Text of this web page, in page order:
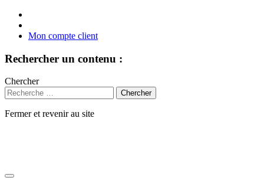
Mon compte client
Rechercher un contenu :
Chercher
Fermer et revenir au site